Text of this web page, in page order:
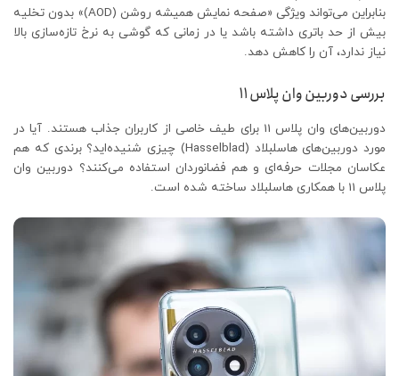
بنابراین می‌تواند ویژگی «صفحه نمایش همیشه روشن (AOD)» بدون تخلیه
بیش از حد باتری داشته باشد یا در زمانی که گوشی به نرخ تازه‌سازی بالا
نیاز ندارد، آن را کاهش دهد.
بررسی دوربین وان پلاس 11
دوربین‌های وان پلاس 11 برای طیف خاصی از کاربران جذاب هستند. آیا در
مورد دوربین‌های هاسلبلاد (Hasselblad) چیزی شنیده‌اید؟ برندی که هم
عکاسان مجلات حرفه‌ای و هم فضانوردان استفاده می‌کنند؟ دوربین وان
پلاس 11 با همکاری هاسلبلاد ساخته شده است.